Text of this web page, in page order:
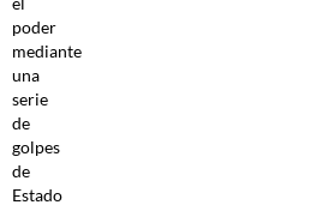
poder
mediante
una
serie
de
golpes
de
Estado